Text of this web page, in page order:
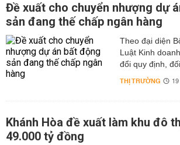
Đề xuất cho chuyển nhượng dự
sản đang thế chấp ngân hàng
Theo đại diện
Luật Kinh
đổi quy định,
THỊ TRƯỜNG
Khánh Hòa đề xuất làm khu đô
49.000 tỷ đồng